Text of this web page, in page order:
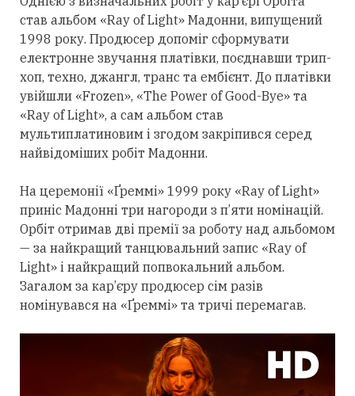
став альбом «Ray of Light» Мадонни, випущений
1998 року. Продюсер допоміг сформувати
електронне звучання платівки, поєднавши трип-
хоп, техно, джангл, транс та ембієнт. До платівки
увійшли «Frozen», «The Power of Good-Bye» та
«Ray of Light», а сам альбом став
мультиплатиновим і згодом закріпився серед
найвідоміших робіт Мадонни.
На церемонії «Ґреммі» 1999 року «Ray of Light»
приніс Мадонні три нагороди з п’яти номінацій.
Орбіт отримав дві премії за роботу над альбомом
— за найкращий танцювальний запис «Ray of
Light» і найкращий попвокальний альбом.
Загалом за кар’єру продюсер сім разів
номінувався на «Ґреммі» та тричі перемагав.